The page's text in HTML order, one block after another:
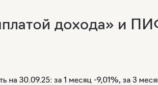
дохода» и
30.09.25: за 1 месяц -9,01%, за 3